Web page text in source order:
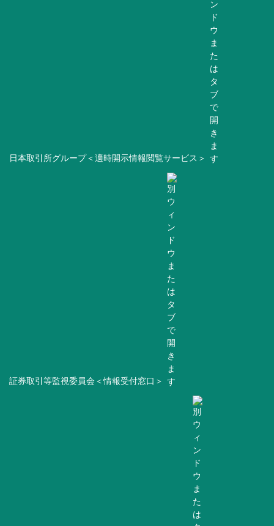
日本取引所グループ＜適時開示情報閲覧サービス＞
証券取引等監視委員会＜情報受付窓口＞